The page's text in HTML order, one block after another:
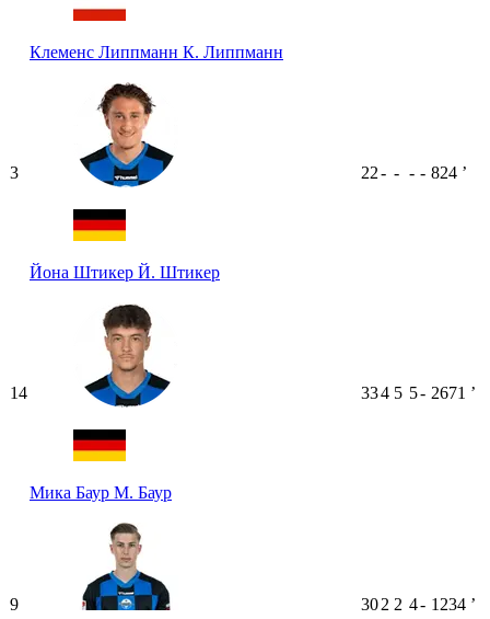
Клеменс Липпманн К. Липпманн
3
Йона Штикер Й. Штикер
22- - - - 824 ʼ
14
Мика Баур М. Баур
334 5 5- 2671 ʼ
9 302 2 4- 1234 ʼ